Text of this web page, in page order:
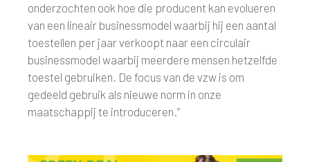
onderzochten ook hoe die producent kan evolueren
van een lineair businessmodel waarbij hij een aantal
toestellen per jaar verkoopt naar een circulair
businessmodel waarbij meerdere mensen hetzelfde
toestel gebruiken. De focus van de vzw is om
gedeeld gebruik als nieuwe norm in onze
maatschappij te introduceren.”